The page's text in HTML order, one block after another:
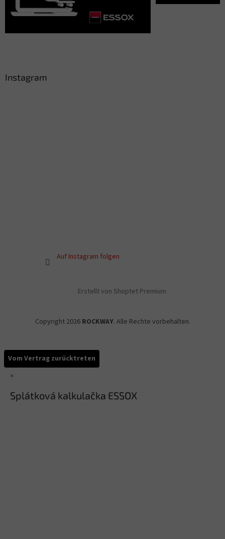
Instagram
Auf Instagram folgen
Erstellt von Shoptet Premium
Copyright 2026 ROCKWAY. Alle Rechte vorbehalten.
Vom Vertrag zurücktreten
×
Splátková kalkulačka ESSOX